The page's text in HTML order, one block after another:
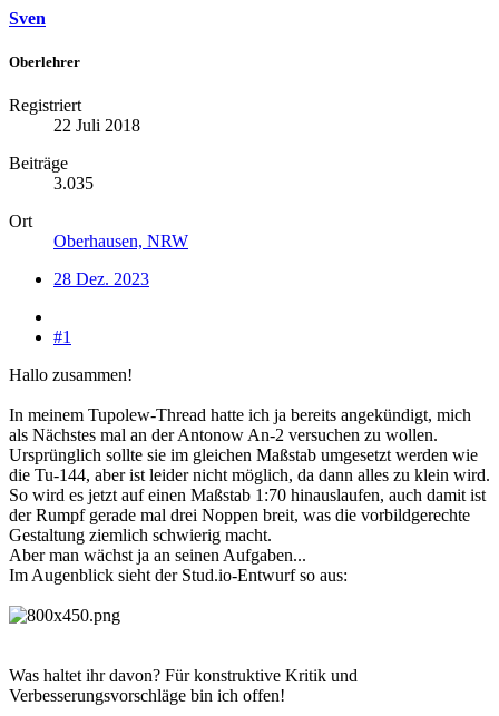
Sven
Oberlehrer
Registriert
22 Juli 2018
Beiträge
3.035
Ort
Oberhausen, NRW
28 Dez. 2023
#1
Hallo zusammen!
In meinem Tupolew-Thread hatte ich ja bereits angekündigt, mich
als Nächstes mal an der Antonow An-2 versuchen zu wollen.
Ursprünglich sollte sie im gleichen Maßstab umgesetzt werden wie
die Tu-144, aber ist leider nicht möglich, da dann alles zu klein wird.
So wird es jetzt auf einen Maßstab 1:70 hinauslaufen, auch damit ist
der Rumpf gerade mal drei Noppen breit, was die vorbildgerechte
Gestaltung ziemlich schwierig macht.
Aber man wächst ja an seinen Aufgaben...
Im Augenblick sieht der Stud.io-Entwurf so aus:
Was haltet ihr davon? Für konstruktive Kritik und
Verbesserungsvorschläge bin ich offen!